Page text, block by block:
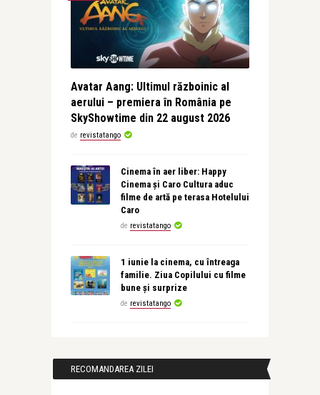
Avatar Aang: Ultimul războinic al
aerului – premiera în România pe
SkyShowtime din 22 august 2026
de revistatango
Cinema în aer liber: Happy
Cinema și Caro Cultura aduc
filme de artă pe terasa Hotelului
Caro
de revistatango
1 iunie la cinema, cu întreaga
familie. Ziua Copilului cu filme
bune și surprize
de revistatango
RECOMANDAREA ZILEI